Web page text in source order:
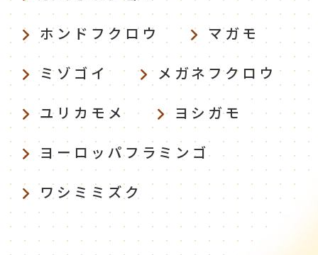
ホンドフクロウ
マガモ
ミゾゴイ
メガネフクロウ
ユリカモメ
ヨシガモ
ヨーロッパフラミンゴ
ワシミミズク